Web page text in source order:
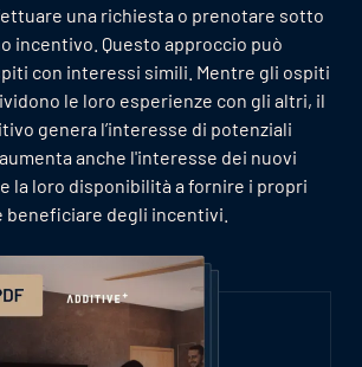
una richiesta o prenotare sotto
incentivo. Questo approccio può
con interessi simili. Mentre gli ospiti
le loro esperienze con gli altri, il
genera l’interesse di potenziali
anche l'interesse dei nuovi
la loro disponibilità a fornire i propri
beneficiare degli incentivi.